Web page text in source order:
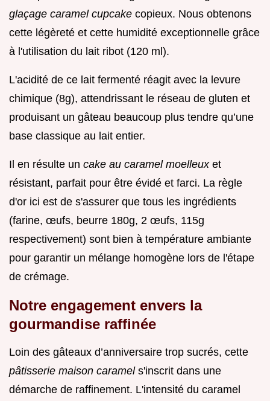
glaçage caramel cupcake copieux. Nous obtenons
cette légèreté et cette humidité exceptionnelle grâce
à l'utilisation du lait ribot (120 ml).
L'acidité de ce lait fermenté réagit avec la levure
chimique (8g), attendrissant le réseau de gluten et
produisant un gâteau beaucoup plus tendre qu’une
base classique au lait entier.
Il en résulte un cake au caramel moelleux et
résistant, parfait pour être évidé et farci. La règle
d'or ici est de s'assurer que tous les ingrédients
(farine, œufs, beurre 180g, 2 œufs, 115g
respectivement) sont bien à température ambiante
pour garantir un mélange homogène lors de l'étape
de crémage.
Notre engagement envers la
gourmandise raffinée
Loin des gâteaux d’anniversaire trop sucrés, cette
pâtisserie maison caramel s'inscrit dans une
démarche de raffinement. L'intensité du caramel